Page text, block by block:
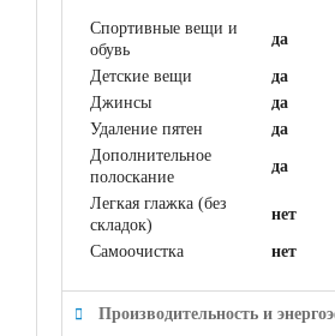
Спортивные вещи и
обувь
да
Детские вещи
да
Джинсы
да
Удаление пятен
да
Дополнительное
полоскание
да
Легкая глажка (без
складок)
нет
Самоочистка нет
Производительность и